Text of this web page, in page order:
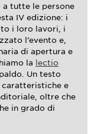
a tutte le persone
IV edizione: i
i loro lavori, i
l’evento e,
di apertura e
la lectio
Un testo
e
oltre che
in grado di